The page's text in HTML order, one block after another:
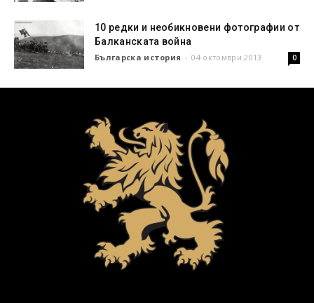
10 редки и необикновени фотографии от
Балканската война
Българска история - 04 октомври 2013 0